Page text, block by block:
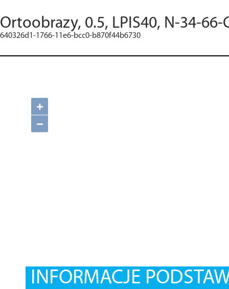
Ortoobrazy, 0.5, LPIS40, N-34-66-
640326d1-1766-11e6-bcc0-b870f44b6730
+
−
INFORMACJE